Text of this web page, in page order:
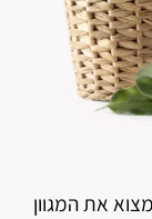
את המגוון